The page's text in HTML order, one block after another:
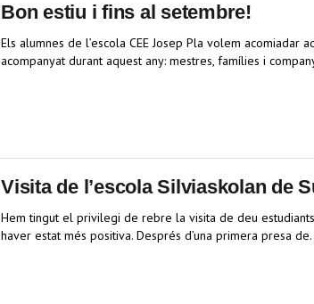
Bon estiu i fins al setembre!
Els alumnes de l’escola CEE Josep Pla volem
acompanyat durant aquest any: mestres, famílies i
Visita de l’escola Silviaskolan de
Hem tingut el privilegi de rebre la visita de deu
haver estat més positiva. Després d’una primera presa